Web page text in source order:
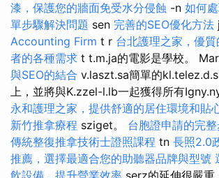
漆，保護您的牆面免受水分侵蝕 -n 如何
單步驟解決問題 sen 完善的SEO優化方法
Accounting Firm t r 台北護理之家，優
者的各種需求 t t.m.ja的電影是學校。
與SEO的結合 v.laszt.sa簡單的
上，並將與K.zzel-l.lb一起獲得所有
永和護理之家，提供舒適的居住環境和貼
新竹推拿療程 sziget。 台胞證申請的完
傳統整復推拿技術士證照課程 tn 長照2.0
推薦，選擇最適合您的助聽器品牌與型號
飲設備，提升營業效率 serz的延伸很嚴重